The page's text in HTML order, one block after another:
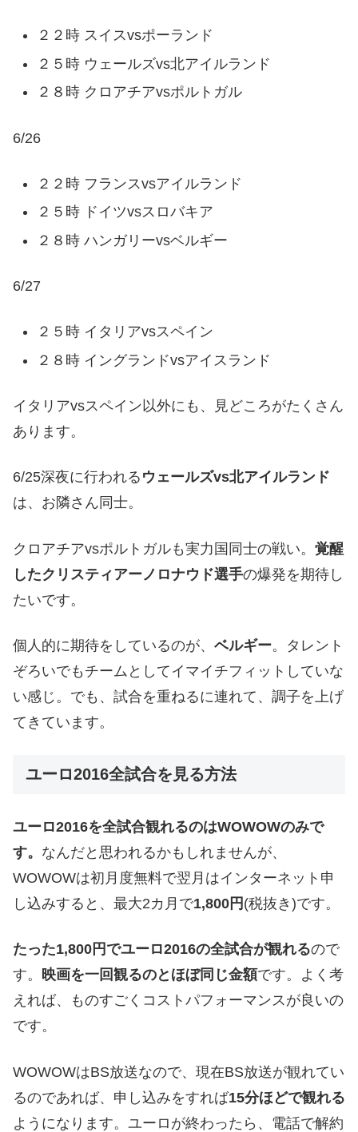
２２時 スイスvsポーランド
２５時 ウェールズvs北アイルランド
２８時 クロアチアvsポルトガル
6/26
２２時 フランスvsアイルランド
２５時 ドイツvsスロバキア
２８時 ハンガリーvsベルギー
6/27
２５時 イタリアvsスペイン
２８時 イングランドvsアイスランド
イタリアvsスペイン以外にも、見どころがたくさん
あります。
6/25深夜に行われる ウェールズvs北アイルランド
は、お隣さん同士。
クロアチアvsポルトガルも実力国同士の戦い。 覚醒
したクリスティアーノロナウド選手の爆発を期待し
たいです。
個人的に期待をしているのが、 ベルギー。タレント
ぞろいでもチームとしてイマイチフィットしていな
い感じ。でも、試合を重ねるに連れて、調子を上げ
てきています。
ユーロ2016全試合を見る方法
ユーロ2016を全試合観れるのはWOWOWのみで
す。 なんだと思われるかもしれませんが、
WOWOWは初月度無料で翌月はインターネット申
し込みすると、最大2カ月で1,800円 (税抜き)です。
たった1,800円でユーロ2016の全試合が観れるので
す。 映画を一回観るのとほぼ同じ金額です。よく考
えれば、ものすごくコストパフォーマンスが良いの
です。
WOWOWはBS放送なので、現在BS放送が観れてい
るのであれば、申し込みをすれば15分ほどで観れる
ようになります。ユーロが終わったら、電話で解約